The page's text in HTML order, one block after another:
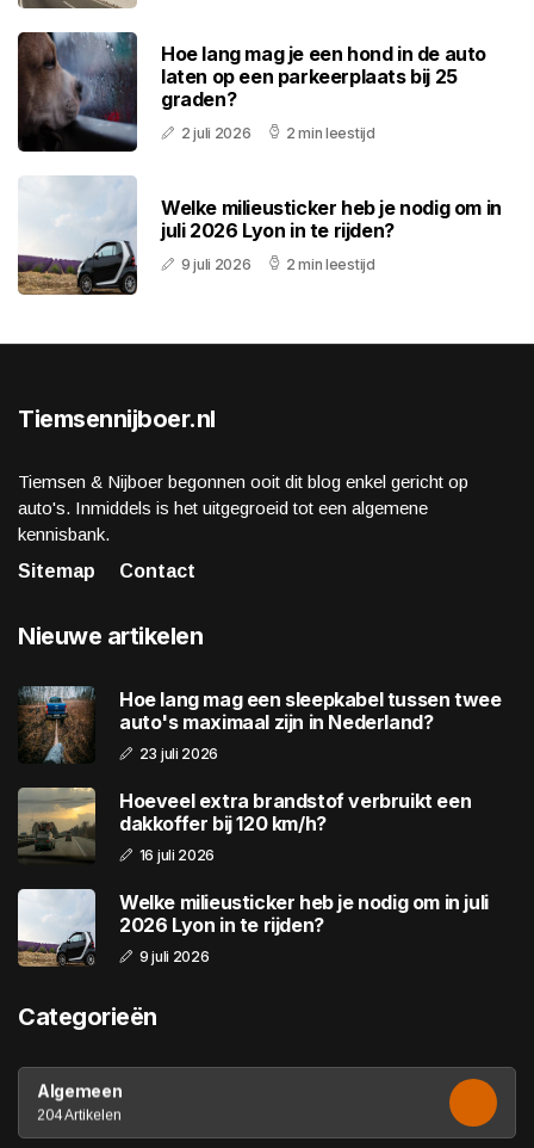
Hoe lang mag je een hond in de auto
laten op een parkeerplaats bij 25
graden?
2 juli 2026 2 min leestijd
Welke milieusticker heb je nodig om in
juli 2026 Lyon in te rijden?
9 juli 2026 2 min leestijd
Tiemsennijboer.nl
Tiemsen & Nijboer begonnen ooit dit blog enkel gericht op
auto's. Inmiddels is het uitgegroeid tot een algemene
kennisbank.
Sitemap
Contact
Nieuwe artikelen
Hoe lang mag een sleepkabel tussen twee
auto's maximaal zijn in Nederland?
23 juli 2026
Hoeveel extra brandstof verbruikt een
dakkoffer bij 120 km/h?
16 juli 2026
Welke milieusticker heb je nodig om in juli
2026 Lyon in te rijden?
9 juli 2026
Categorieën
Algemeen
204 Artikelen